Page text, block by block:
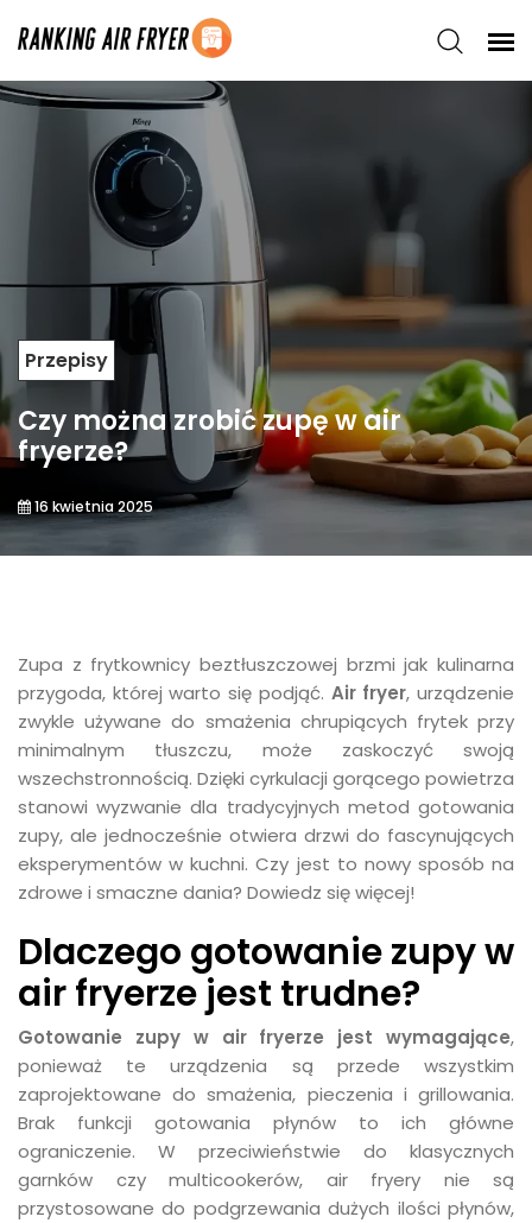
Przepisy
Czy można zrobić zupę w air
fryerze?
16 kwietnia 2025
Zupa z frytkownicy beztłuszczowej brzmi jak kulinarna
przygoda, której warto się podjąć. Air fryer, urządzenie
zwykle używane do smażenia chrupiących frytek przy
minimalnym tłuszczu, może zaskoczyć swoją
wszechstronnością. Dzięki cyrkulacji gorącego powietrza
stanowi wyzwanie dla tradycyjnych metod gotowania
zupy, ale jednocześnie otwiera drzwi do fascynujących
eksperymentów w kuchni. Czy jest to nowy sposób na
zdrowe i smaczne dania? Dowiedz się więcej!
Dlaczego gotowanie zupy w
air fryerze jest trudne?
Gotowanie zupy w air fryerze jest wymagające,
ponieważ te urządzenia są przede wszystkim
zaprojektowane do smażenia, pieczenia i grillowania.
Brak funkcji gotowania płynów to ich główne
ograniczenie. W przeciwieństwie do klasycznych
garnków czy multicookerów, air fryery nie są
przystosowane do podgrzewania dużych ilości płynów,